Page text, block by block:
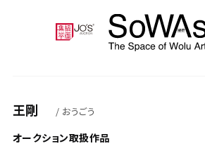
王剛 / おうごう
オークション取扱作品